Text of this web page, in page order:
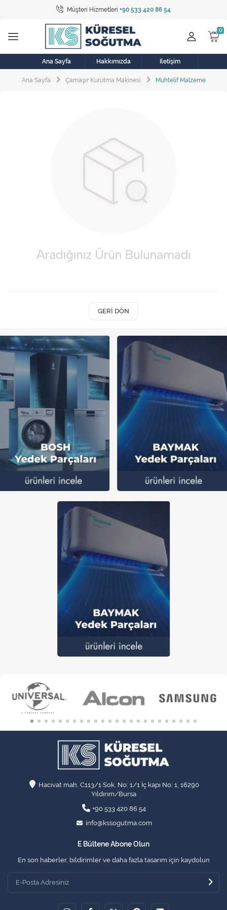
Müşteri Hizmetleri +90 533 420 86 54
Tüm Kategoriler
Bulaşık Makinesi
Buzdolabı
Çamaşır Kurutma Makinesi
Elektrikli Aksamlar
Elektrikli Süpürge
Fan
Klima
Musluk
Soğutma Sistemleri
Şofben ve Termosifon
Ana Sayfa Hakkımızda İletişim
Ana Sayfa Çamaşır Kurutma Makinesi Muhtelif Malzeme
GERI DÖN
Hacıvat mah. C113/1 Sok. No: 1/1 İç kapı No: 1, 16290
Yıldırım/Bursa
+90 533 420 86 54
info@kssogutma.com
E Bültene Abone Olun
En son haberler, bildirimler ve daha fazla tasarım için kaydolun